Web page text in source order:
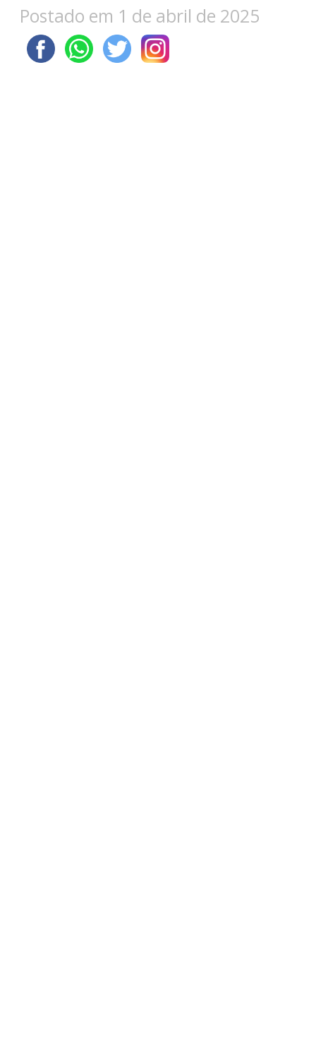
Postado em 1 de abril de 2025